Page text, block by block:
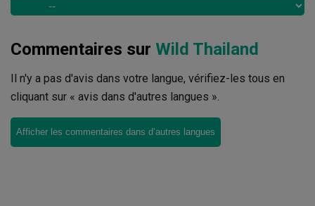
Commentaires sur Wild Thailand
Il n'y a pas d'avis dans votre langue, vérifiez-les tous en
cliquant sur « avis dans d'autres langues ».
Afficher les commentaires dans d’autres langues